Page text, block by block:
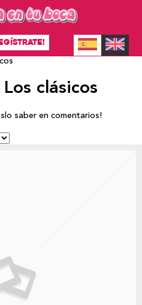
clásicos
saber en comentarios!